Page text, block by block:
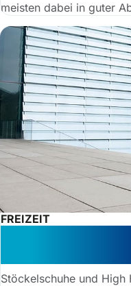
meisten dabei in guter
Tieren häufig nichts
Ordnungswidrigkeit.
FREIZEIT
Stöckelschuhe und High